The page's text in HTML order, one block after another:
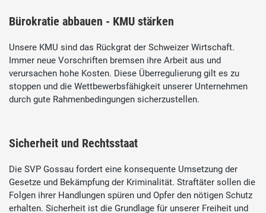
Bürokratie abbauen - KMU stärken
Unsere KMU sind das Rückgrat der Schweizer Wirtschaft.
Immer neue Vorschriften bremsen ihre Arbeit aus und
verursachen hohe Kosten. Diese Überregulierung gilt es zu
stoppen und die Wettbewerbsfähigkeit unserer Unternehmen
durch gute Rahmenbedingungen sicherzustellen.
Sicherheit und Rechtsstaat
Die SVP Gossau fordert eine konsequente Umsetzung der
Gesetze und Bekämpfung der Kriminalität. Straftäter sollen die
Folgen ihrer Handlungen spüren und Opfer den nötigen Schutz
erhalten. Sicherheit ist die Grundlage für unserer Freiheit und